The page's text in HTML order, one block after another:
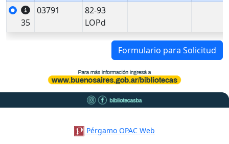
35
03791
82-93
LOPd
Formulario para Solicitud
Pérgamo OPAC Web